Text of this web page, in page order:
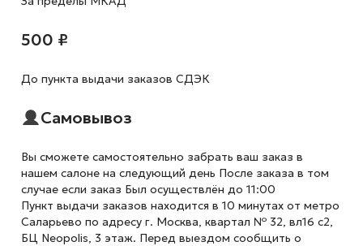
500 ₽
До пункта выдачи заказов СДЭК
Самовывоз
Вы сможете самостоятельно забрать ваш заказ в
нашем салоне на следующий день После заказа в том
случае если заказ Был осуществлён до 11:00
Пункт выдачи заказов находится в 10 минутах от метро
Саларьево по адресу г. Москва, квартал № 32, вл16 с2,
БЦ Neopolis, 3 этаж. Перед выездом сообщить о